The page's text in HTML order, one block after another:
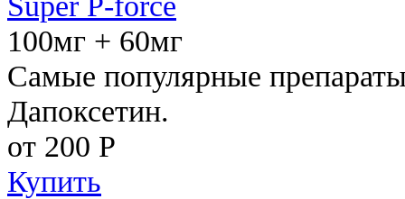
100мг + 60мг
Самые популярные
Дапоксетин.
от 200 Р
Купить